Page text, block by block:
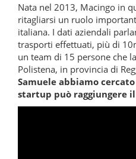
Nata nel 2013, Macingo in
ritagliarsi un ruolo
italiana. I dati aziendali
trasporti effettuati, più di
un team di 15 persone che
Polistena, in provincia di
Samuele abbiamo
startup può raggiungere